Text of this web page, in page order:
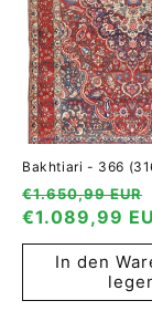
Bakhtiari - 366
Normaler
Preis
€1.650,99 EUR
€1.089,99
In den